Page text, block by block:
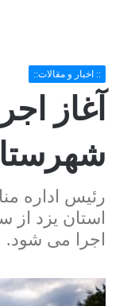
:: اخبار و مقالات::
آغاز
رئیس اداره
اجرا می شود.